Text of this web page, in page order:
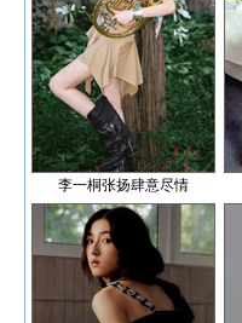
李一桐张扬肆意尽情